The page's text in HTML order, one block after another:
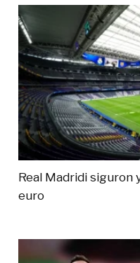
Real Madridi siguron
euro